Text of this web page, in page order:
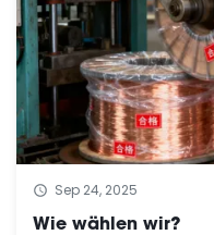
Sep 24, 2025
Wie wählen wir?